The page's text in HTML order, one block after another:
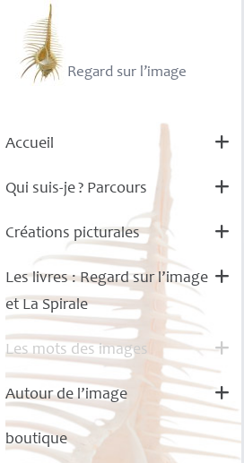
Regard sur l’image
Accueil
Qui suis-je? Parcours
Créations picturales
Les livres : Regard sur l’image
et La Spirale
Les mots des images
Autour de l’image
boutique